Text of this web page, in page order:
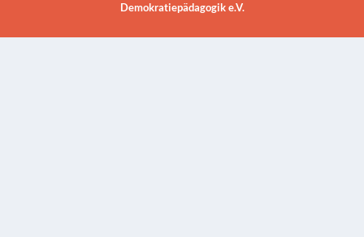
Demokratiepädagogik e.V.